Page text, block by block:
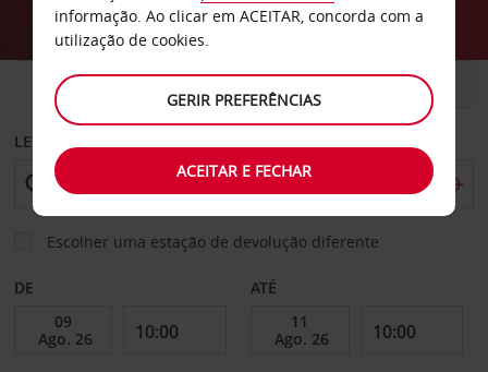
CARRO COMERCIAIS
LEVANTAR EM
Escolher uma estação de devolução diferente
DE ATÉ
informação. Ao clicar em ACEITAR, concorda com a
utilização de cookies.
GERIR PREFERÊNCIAS
ACEITAR E FECHAR